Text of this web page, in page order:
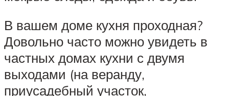
В вашем доме кухня проходная?
Довольно часто можно увидеть в
частных домах кухни с двумя
выходами (на веранду,
приусадебный участок,